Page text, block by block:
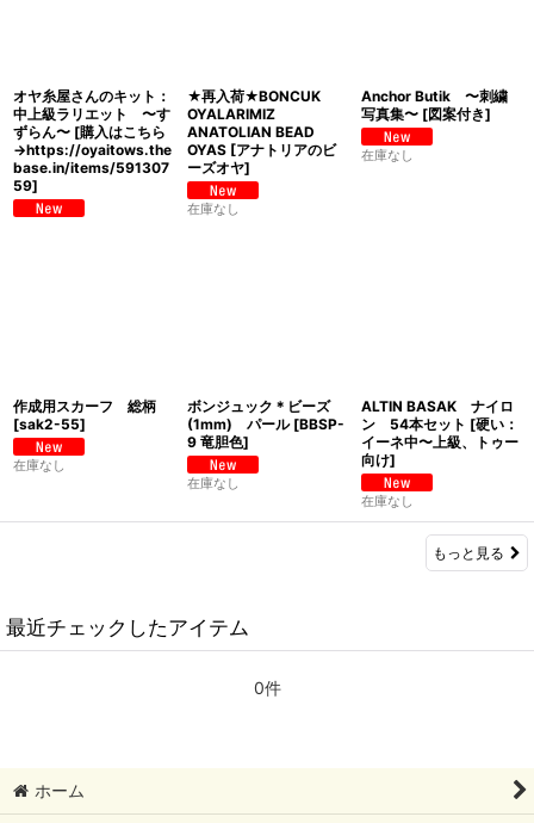
オヤ糸屋さんのキット：
中上級ラリエット 〜す
ずらん〜 [購入はこちら
→https://oyaitows.the
base.in/items/591307
59]
★再入荷★BONCUK
OYALARIMIZ
ANATOLIAN BEAD
OYAS [アナトリアのビ
ーズオヤ]
在庫なし
Anchor Butik 〜刺繍
写真集〜 [図案付き]
在庫なし
作成用スカーフ 総柄
[sak2-55]
在庫なし
ボンジュック＊ビーズ
(1mm) パール [BBSP-
9 竜胆色]
在庫なし
ALTIN BASAK ナイロ
ン 54本セット [硬い：
イーネ中〜上級、トゥー
向け]
在庫なし
もっと見る
最近チェックしたアイテム
0件
ホーム